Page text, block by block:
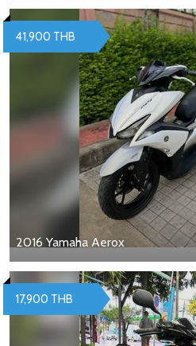
2016 Yamaha Aerox
41,900 THB
17,900 THB